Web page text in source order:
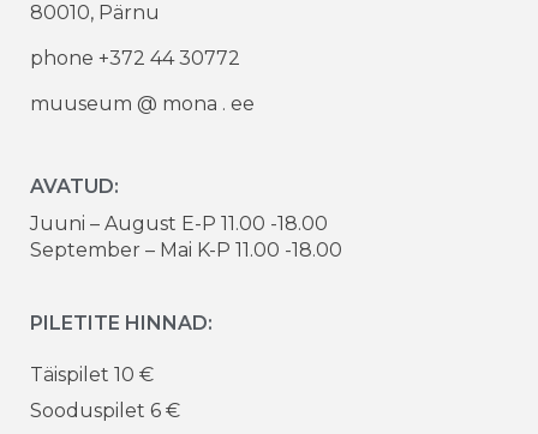
80010, Pärnu
phone +372 44 30772
muuseum @ mona . ee
AVATUD:
Juuni – August E-P 11.00 -18.00
September – Mai K-P 11.00 -18.00
PILETITE HINNAD:
Täispilet 10 €
Sooduspilet 6 €